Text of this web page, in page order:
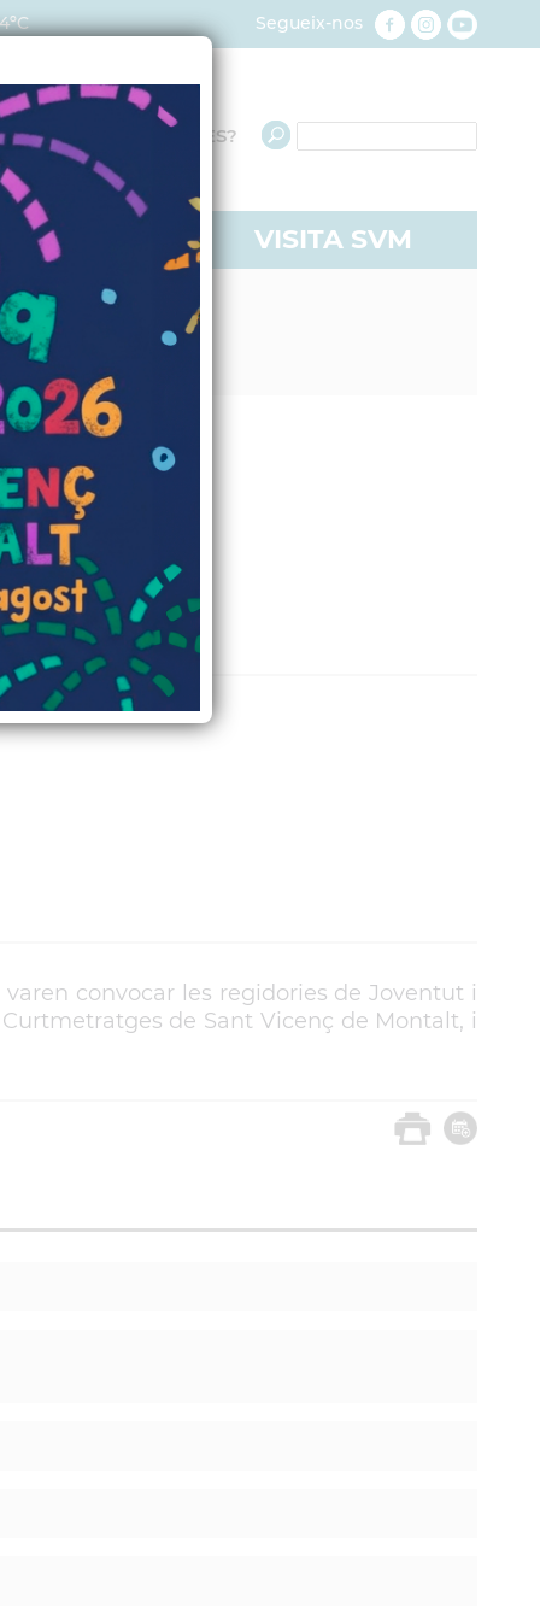
A SVM VISITA SVM
QUÈ NECESSITES?
Segueix-nos
convocar les regidories de Joventut i
de Sant Vicenç de Montalt, i